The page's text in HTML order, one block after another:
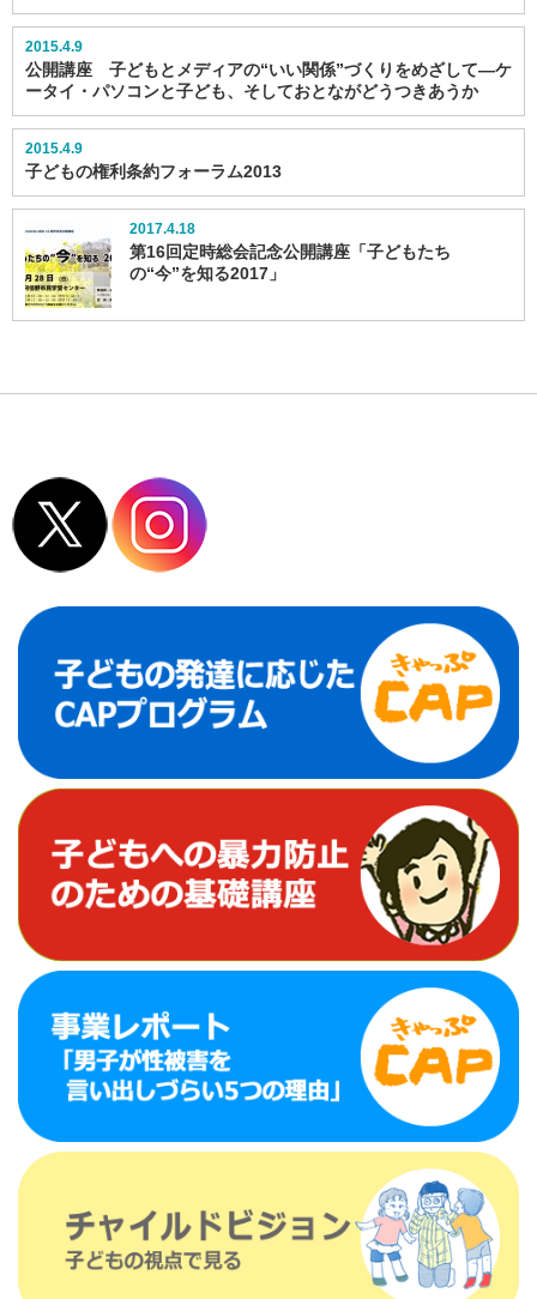
2015.4.9
公開講座 子どもとメディアの“いい関係”づくりをめざして―ケ
ータイ・パソコンと子ども、そしておとながどうつきあうか
2015.4.9
子どもの権利条約フォーラム2013
2017.4.18
第16回定時総会記念公開講座「子どもたち
の“今”を知る2017」